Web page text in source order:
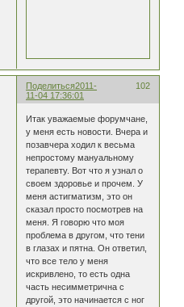
Поделиться 102
2011-
11-04 17:36:01
Итак уважаемые форумчане,
у меня есть новости. Вчера и
позавчера ходил к весьма
непростому мануальному
терапевту. Вот что я узнал о
своем здоровье и прочем. У
меня астигматизм, это он
сказал просто посмотрев на
меня. Я говорю что моя
проблема в другом, что тени
в глазах и пятна. Он ответил,
что все тело у меня
искривлено, то есть одна
часть несимметрична с
другой, это начинается с ног